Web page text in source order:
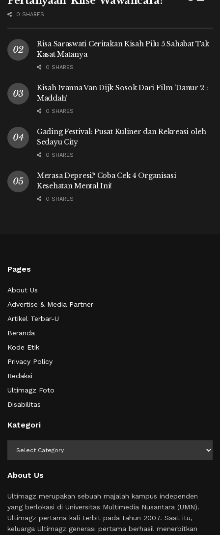
0 SHARES
Risa Saraswati Ceritakan Kisah Pilu 5 Sahabat Tak
Kasat Matanya
0 SHARES
Kisah Ivanna Van Dijk Sosok Dari Film ‘Danur 2 :
Maddah’
0 SHARES
Gading Festival: Pusat Kuliner dan Rekreasi oleh
Sedayu City
0 SHARES
Merasa Depresi? Coba Cek 4 Organisasi
Kesehatan Mental Ini!
0 SHARES
Pages
About Us
Advertise & Media Partner
Artikel Terbar-U
Beranda
Kode Etik
Privacy Policy
Redaksi
Ultimagz Foto
Disabilitas
Kategori
About Us
Ultimagz merupakan sebuah majalah kampus independen
yang berlokasi di Universitas Multimedia Nusantara (UMN).
Ultimagz pertama kali terbit pada tahun 2007. Saat itu,
keluarga Ultimagz generasi pertama berhasil menerbitkan